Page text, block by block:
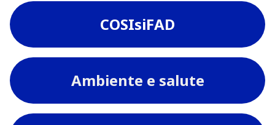
COSIsiFAD
Ambiente e salute